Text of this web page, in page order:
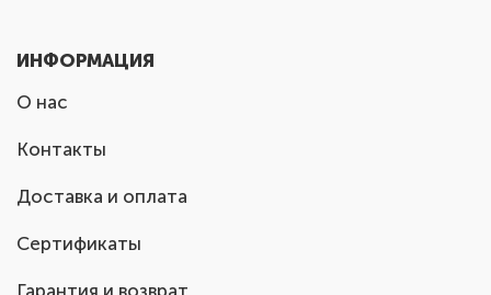
ИНФОРМАЦИЯ
О нас
Контакты
Доставка и оплата
Сертификаты
Гарантия и возврат